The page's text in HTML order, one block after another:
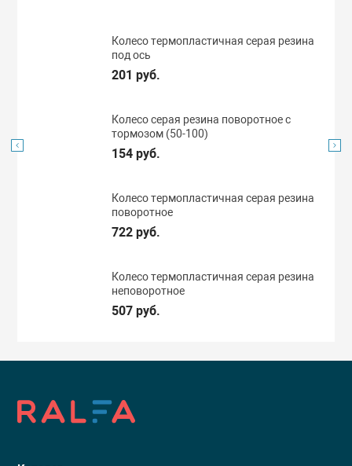
Колесо термопластичная серая резина
под ось
201 руб.
Колесо серая резина поворотное с
тормозом (50-100)
154 руб.
Колесо термопластичная серая резина
поворотное
722 руб.
Колесо термопластичная серая резина
неповоротное
507 руб.